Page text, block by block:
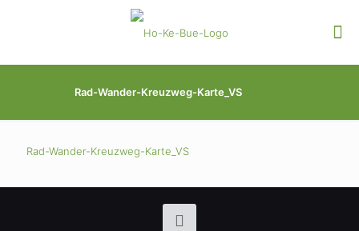
Rad-Wander-Kreuzweg-Karte_VS
Rad-Wander-Kreuzweg-Karte_VS